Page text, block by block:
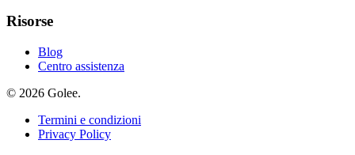
Risorse
Blog
Centro assistenza
© 2026 Golee.
Termini e condizioni
Privacy Policy